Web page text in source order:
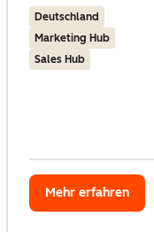
Deutschland
Marketing Hub
Sales Hub
Mehr erfahren